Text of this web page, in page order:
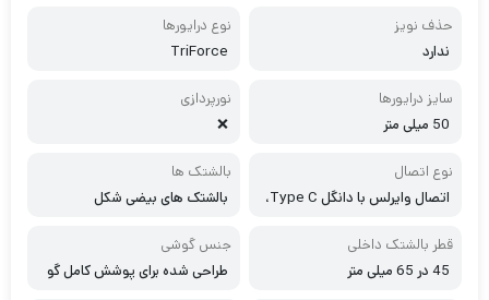
حذف نویز
ندارد
نوع درایورها
TriForce
سایز درایورها
50 میلی متر
نورپردازی
❌
نوع اتصال
اتصال وایرلس با دانگل Type C،
بالشتک ها
بالشتک های بیضی شکل
قطر بالشتک داخلی
45 در 65 میلی متر
جنس گوشی
طراحی شده برای پوشش کامل گو